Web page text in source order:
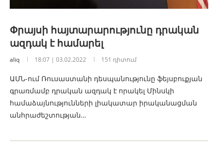
Փրայսի հայտարարությունը դրական
ազդակ է համարել
aliq 18:07 | 03.02.2022 151 դիտում
ԱՄՆ-ում Ռուսաստանի դեսպանությունը ֆեյսբուքյան
գրառմամբ դրական ազդակ է որակել Մինսկի
համաձայնությունների լիակատար իրականացման
անհրաժեշտության…